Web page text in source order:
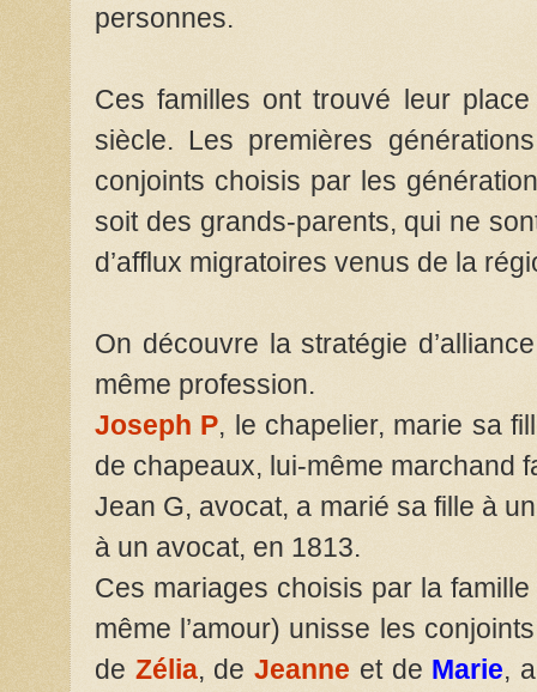
personnes.
Ces familles ont trouvé leur
siècle. Les premières
conjoints choisis par les
soit des grands-parents, qui ne
d’afflux migratoires venus de la
On découvre la stratégie
même profession.
Joseph P, le chapelier, marie sa
de chapeaux, lui-même marchand
Jean G, avocat, a marié sa fille à
à un avocat, en 1813.
Ces mariages choisis par la famille
même l’amour) unisse les
de Zélia, deJeanne et de Marie,